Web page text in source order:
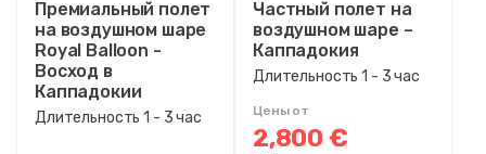
Премиальный полет
на воздушном шаре
Royal Balloon -
Восход в
Каппадокии
Длительность 1 - 3 час
Частный полет на
воздушном шаре –
Каппадокия
Длительность 1 - 3 час
Цены от
2,800 €